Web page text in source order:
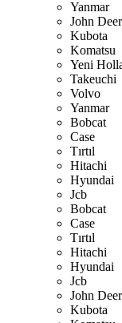
Yanmar
John
Kubota
Komatsu
Yeni
Takeuchi
Volvo
Yanmar
Bobcat
Case
Tırtıl
Hitachi
Hyundai
Jcb
Bobcat
Case
Tırtıl
Hitachi
Hyundai
Jcb
John
Kubota